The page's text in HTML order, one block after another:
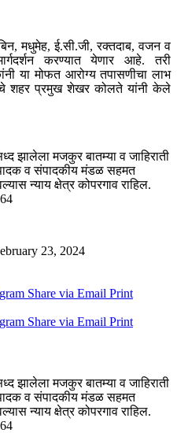
मधुमेह, ई.सी.जी, रक्तदाब, वजन व
करण्यात येणार आहे. तरी
या मोफत आरोग्य तपासणीचा लाभ
शहर प्रमुख शेखर कोलते यांनी केले
झालेला मजकुर बातम्या व जाहिराती
व संपादकीय मंडळ सहमत
न्याय क्षेत्र कोपरगाव राहिल.
23, 2024
Share via Email Print
Share via Email Print
झालेला मजकुर बातम्या व जाहिराती
व संपादकीय मंडळ सहमत
न्याय क्षेत्र कोपरगाव राहिल.